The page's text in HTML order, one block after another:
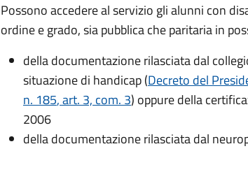
Possono accedere al servizio gli alunni con
ordine e grado, sia pubblica che paritaria in
della documentazione rilasciata dal
situazione di handicap (Decreto del
n. 185, art. 3, com. 3) oppure della
2006
della documentazione rilasciata dal